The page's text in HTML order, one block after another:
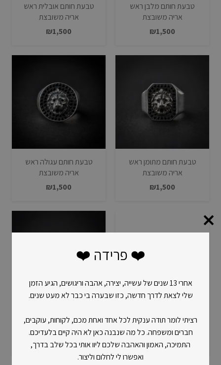
טבעת חותם מלבן ראש
אריה משובצת
₪1,500
טבעת חותם אובלית ראש
אריה משובצת
₪1,500
טבעת חותם מתומן ראש
אריה משובצת
₪1,500
טבעת חותם עגולה ראש
אריה משובצת
₪1,500
טבעת גולגלות פתוחה 3
מ"מ
₪300
טבעת חותם עגולה אות
גותית בטון
₪500
❤️ פרידה ❤️
אחרי 13 שנים של עשייה, יצירה, אהבה וריגושים, הגיע הזמן
שלי לצאת לדרך חדשה, כזו שבערה בי כבר לא מעט שנים.
רציתי לומר תודה ענקית לכל אחד ואחת מכם, לקוחות, עוקבים,
חברים ומשפחה. כל מה שנבנה כאן לא היה קיים בלעדיכם.
התמיכה, האמון והאהבה שלכם ליוו אותי בכל שלב בדרך,
ואפשרו לי לחלום וליצור.